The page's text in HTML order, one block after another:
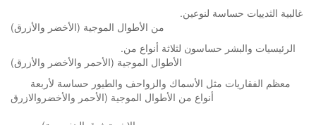
.غالبية الثدييات حساسة لنوعين
من الأطوال الموجية (الأخضر والأزرق)
.الرئيسيات والبشر حساسون لثلاثة أنواع من
الأطوال الموجية (الأحمر والأخضر والأزرق)
أنواع من الأطوال الموجية (الأحمر والأخضروالازرق